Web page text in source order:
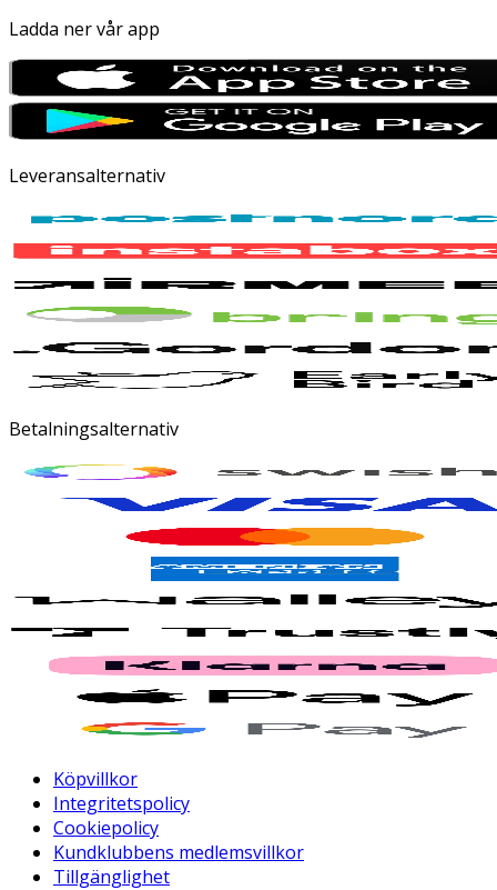
Ladda ner vår app
Leveransalternativ
Betalningsalternativ
Köpvillkor
Integritetspolicy
Cookiepolicy
Kundklubbens medlemsvillkor
Tillgänglighet